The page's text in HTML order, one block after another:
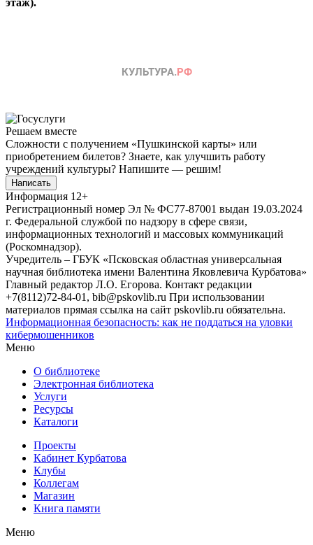
Решаем вместе
Сложности с получением «Пушкинской карты» или
приобретением билетов? Знаете, как улучшить работу
учреждений культуры? Напишите — решим!
Написать
Информация 12+
Регистрационный номер Эл № ФС77-87001 выдан 19.03.2024
г. Федеральной службой по надзору в сфере связи,
информационных технологий и массовых коммуникаций
(Роскомнадзор).
Учредитель – ГБУК «Псковская областная универсальная
научная библиотека имени Валентина Яковлевича Курбатова»
Главный редактор Л.О. Егорова. Контакт редакции
+7(8112)72-84-01, bib@pskovlib.ru При использовании
материалов прямая ссылка на сайт pskovlib.ru обязательна.
Информационная безопасность: как не поддаться на уловки
кибермошенников
Меню
О библиотеке
Электронная библиотека
Услуги
Ресурсы
Каталоги
Проекты
Кабинет Курбатова
Клубы
Коллегам
Магазин
Книга памяти
Меню